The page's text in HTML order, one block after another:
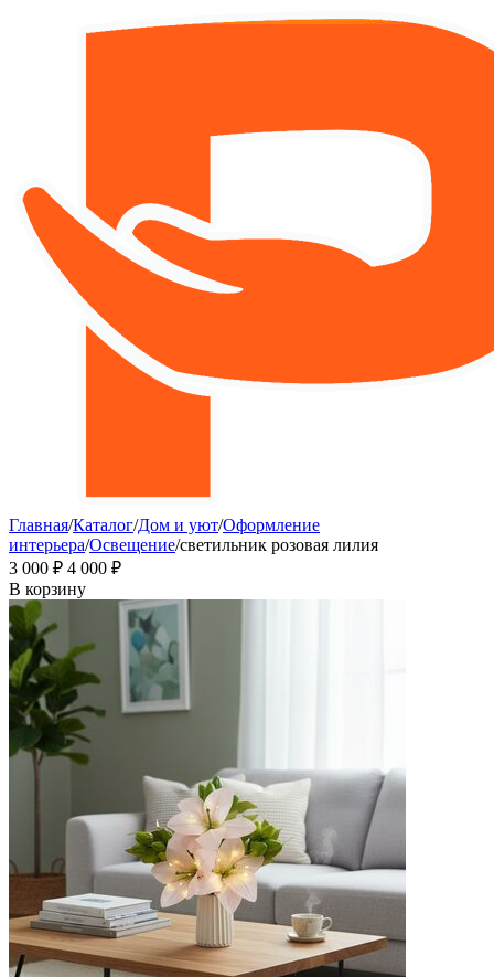
Главная/Каталог/Дом и уют/Оформление
интерьера/Освещение/светильник розовая лилия
3 000 ₽ 4 000 ₽
В корзину